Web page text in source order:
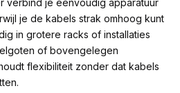
verbind je eenvoudig apparatuur
je de kabels strak omhoog kunt
in grotere racks of installaties
of bovengelegen
flexibiliteit zonder dat kabels